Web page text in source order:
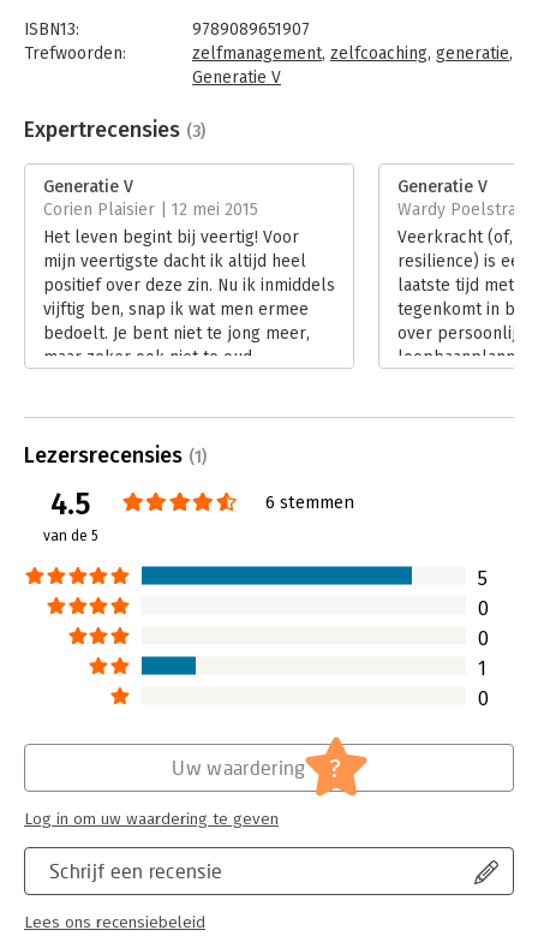
'Generatie V' is een boek voor veertigers en vijftigers. De
generatie die op een kruispunt staat en de balans opmaakt van
het leven tot nu toe. Het helpt je om inzicht te krijgen in wie je
wat je gaat doen. Dat vraagt om veerkracht. Maar het maakt je
wel frisser en levendiger, en brengt een heldere kijk op
zaken. Zodat je met meer plezier de tweede helft van je leven
doorloopt!
ISBN13:
9789089651907
Trefwoorden:
zelfmanagement, zelfcoaching, generatie,
Generatie V
Bindwijze:
paperback
Uitgever:
Van Duuren Management
Druk:
Verschijningsdatum:
17-10-2013
Hoofdrubriek: Persoonlijke effectiviteit
Expertrecensies (3)
Generatie V
Corien Plaisier | 12 mei 2015
Het leven begint bij veertig! Voor
mijn veertigste dacht ik altijd heel
positief over deze zin. Nu ik inmiddels
vijftig ben, snap ik wat men ermee
bedoelt. Je bent niet te jong meer,
maar zeker ook niet te oud.
Generatie V
Wardy Poelstra |
Veerkracht (of, in
resilience) is een
laatste tijd met
tegenkomt in
over
Lezersrecensies (1)
4.5
van de 5
6 stemmen
5
0
0
1
0
Schrijf een recensie
Lees ons recensiebeleid
Uw waardering ?
Log in om uw waardering te geven